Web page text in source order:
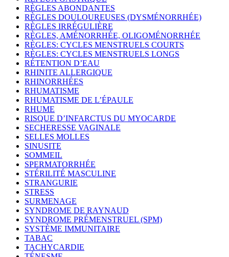
RÈGLES ABONDANTES
RÈGLES DOULOUREUSES (DYSMÉNORRHÉE)
RÈGLES IRRÉGULIÈRE
RÈGLES, AMÉNORRHÉE, OLIGOMÉNORRHÉE
RÈGLES: CYCLES MENSTRUELS COURTS
RÈGLES: CYCLES MENSTRUELS LONGS
RÉTENTION D’EAU
RHINITE ALLERGIQUE
RHINORRHÉES
RHUMATISME
RHUMATISME DE L’ÉPAULE
RHUME
RISQUE D’INFARCTUS DU MYOCARDE
SECHERESSE VAGINALE
SELLES MOLLES
SINUSITE
SOMMEIL
SPERMATORRHÉE
STÉRILITÉ MASCULINE
STRANGURIE
STRESS
SURMENAGE
SYNDROME DE RAYNAUD
SYNDROME PRÉMENSTRUEL (SPM)
SYSTÈME IMMUNITAIRE
TABAC
TACHYCARDIE